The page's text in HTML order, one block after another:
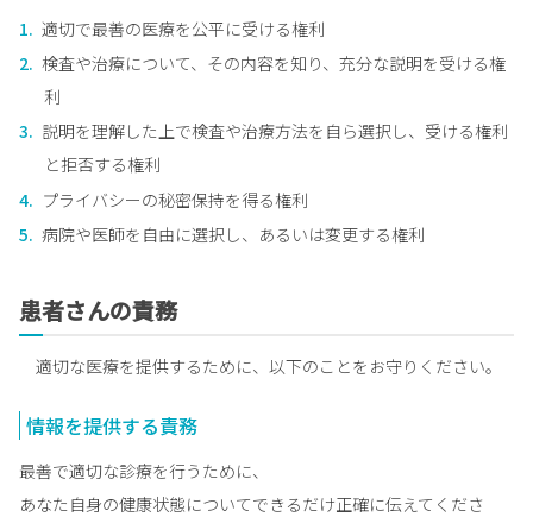
適切で最善の医療を公平に受ける権利
検査や治療について、その内容を知り、充分な説明を受ける権
利
説明を理解した上で検査や治療方法を自ら選択し、受ける権利
と拒否する権利
プライバシーの秘密保持を得る権利
病院や医師を自由に選択し、あるいは変更する権利
患者さんの責務
適切な医療を提供するために、以下のことをお守りください。
情報を提供する責務
最善で適切な診療を行うために、
あなた自身の健康状態についてできるだけ正確に伝えてくださ